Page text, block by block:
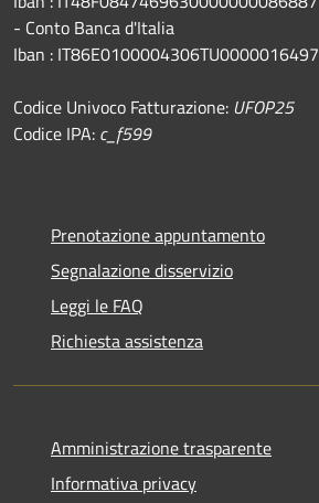
- Conto Banca d'Italia
Iban : IT86E0100004306TU0000016497
Codice Univoco Fatturazione: UFOP25
Codice IPA: c_f599
Prenotazione appuntamento
Segnalazione disservizio
Leggi le FAQ
Richiesta assistenza
Amministrazione trasparente
Informativa privacy